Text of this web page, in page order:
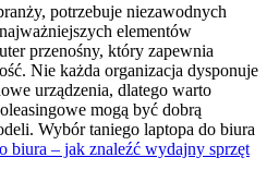
potrzebuje niezawodnych
elementów
przenośny, który zapewnia
Nie każda organizacja dysponuje
urządzenia, dlatego warto
mogą być dobrą
Wybór taniego laptopa do biura
biura – jak znaleźć wydajny sprzęt